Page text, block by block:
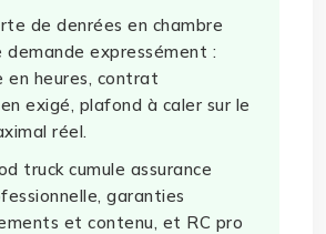
de denrées en chambre
demande expressément :
en heures, contrat
exigé, plafond à caler sur le
réel.
truck cumule assurance
garanties
et contenu, et RC pro